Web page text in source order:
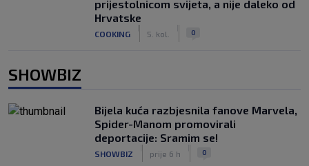
prijestolnicom svijeta, a nije daleko od
Hrvatske
COOKING 5. kol. 0
SHOWBIZ
Bijela kuća razbjesnila fanove Marvela,
Spider-Manom promovirali
deportacije: Sramim se!
SHOWBIZ prije 6 h 0